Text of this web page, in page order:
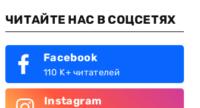
ЧИТАЙТЕ НАС В СОЦСЕТЯХ
Facebook
110 K+ читателей
Instagram